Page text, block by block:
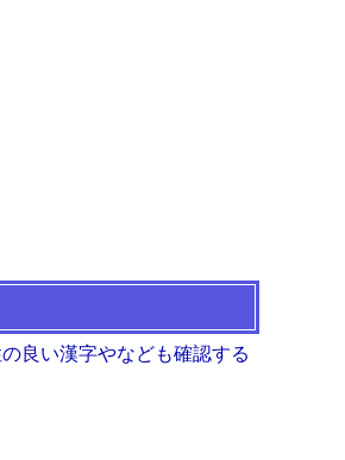
良い漢字やなども確認する